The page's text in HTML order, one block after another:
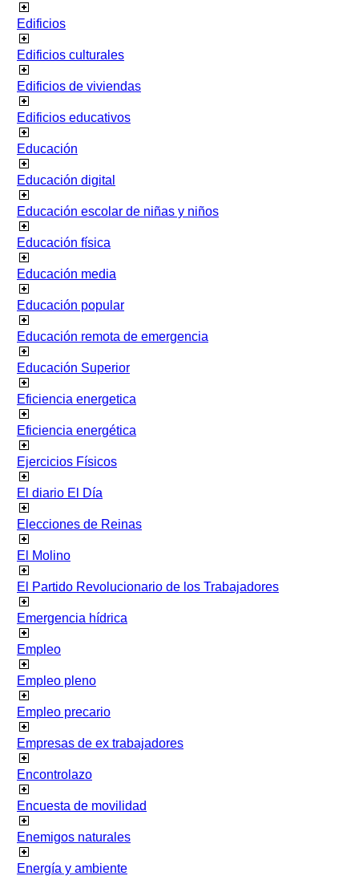
Edificios
Edificios culturales
Edificios de viviendas
Edificios educativos
Educación
Educación digital
Educación escolar de niñas y niños
Educación física
Educación media
Educación popular
Educación remota de emergencia
Educación Superior
Eficiencia energetica
Eficiencia energética
Ejercicios Físicos
El diario El Día
Elecciones de Reinas
El Molino
El Partido Revolucionario de los Trabajadores
Emergencia hídrica
Empleo
Empleo pleno
Empleo precario
Empresas de ex trabajadores
Encontrolazo
Encuesta de movilidad
Enemigos naturales
Energía y ambiente